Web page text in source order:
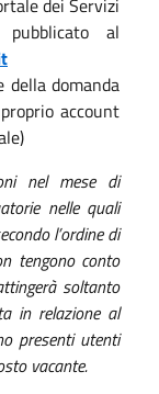
al
della domanda
account
nel mese di
nelle quali
l’ordine di
tengono conto
soltanto
in relazione al
presenti utenti
vacante.